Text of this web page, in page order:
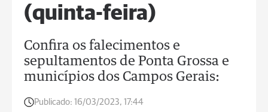
(quinta-feira)
Confira os falecimentos e
sepultamentos de Ponta Grossa e
municípios dos Campos Gerais:
Publicado: 16/03/2023, 17:44